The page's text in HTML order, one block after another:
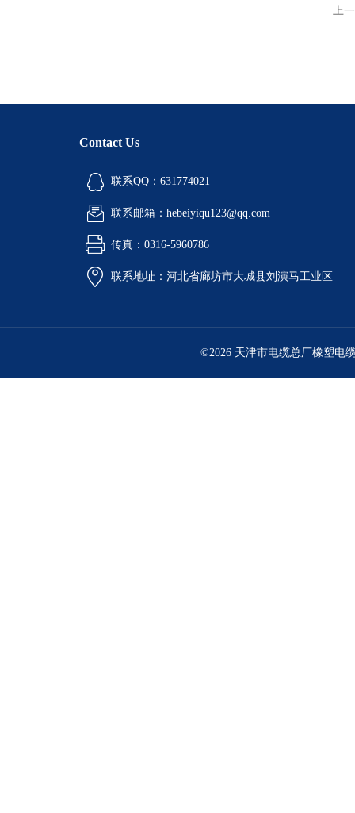
上
Contact Us
联系QQ：631774021
联系邮箱：hebeiyiqu123@qq.com
传真：0316-5960786
联系地址：河北省廊坊市大城县刘演马工业区
©2026 天津市电缆总厂橡塑电